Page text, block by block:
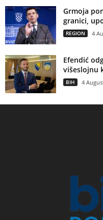
Grmoja
granici,
REGION 4
Efendić
višeslojnu
BIH 4